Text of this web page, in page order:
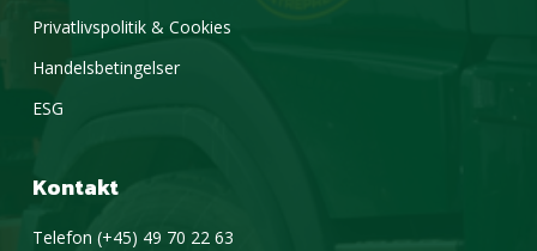
Privatlivspolitik & Cookies
Handelsbetingelser
ESG
Kontakt
Telefon (+45) 49 70 22 63